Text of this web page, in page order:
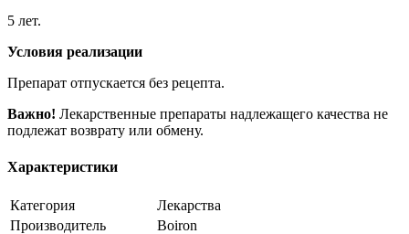
5 лет.
Условия реализации
Препарат отпускается без рецепта.
Важно! Лекарственные препараты надлежащего качества не
подлежат возврату или обмену.
Характеристики
Категория
Лекарства
Производитель
Boiron